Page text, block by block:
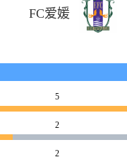
FC爱媛
5
2
2